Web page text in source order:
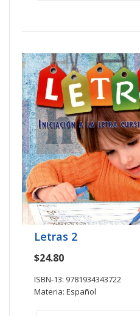
Letras 2
$24.80
ISBN-13: 9781934343722
Materia: Español